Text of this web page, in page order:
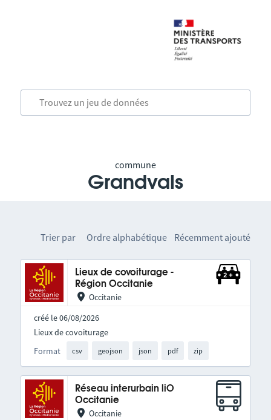
commune
Grandvals
Trier par Ordre alphabétique Récemment ajouté
Lieux de covoiturage -
Région Occitanie
Occitanie
créé le 06/08/2026
Format csv geojson json pdf zip
Lieux de covoiturage
Réseau interurbain liO
Occitanie
Occitanie